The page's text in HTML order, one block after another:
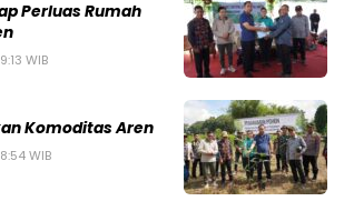
Perluas Rumah
WIB
Komoditas Aren
WIB